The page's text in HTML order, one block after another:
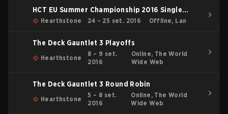
HCT EU Summer Championship 2016 Single
Elimination Bracket
Hearthstone 24 – 25 set. 2016 Offline, Lan
The Deck Gauntlet 3 Playoffs
Hearthstone
8 – 9 set.
2016
Online, The World
Wide Web
The Deck Gauntlet 3 Round Robin
Hearthstone
5 – 8 set.
2016
Online, The World
Wide Web